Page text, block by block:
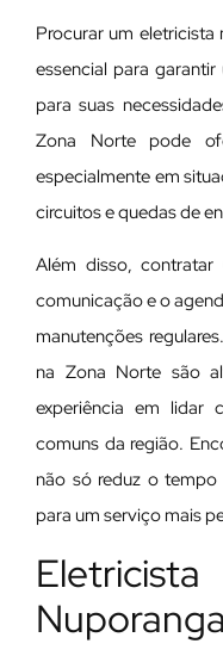
Procurar um
essencial para
para suas
Zona Norte pode
especialmente em
circuitos e quedas de
Além disso,
comunicação e o
manutenções
na Zona Norte são
experiência em lidar
comuns da região.
não só reduz o
para um serviço mais